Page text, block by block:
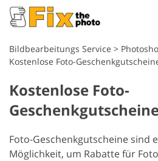
Bildbearbeitungs Service >
Kostenlose Foto-
Kostenlose Foto-
Foto-Geschenkgutscheine sind
Möglichkeit, um Rabatte für